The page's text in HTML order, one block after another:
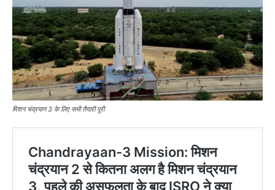
मिशन चंद्रयान 3 के लिए सभी तैयारी पूरी